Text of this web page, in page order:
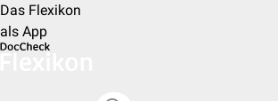
Das Flexikon
als App